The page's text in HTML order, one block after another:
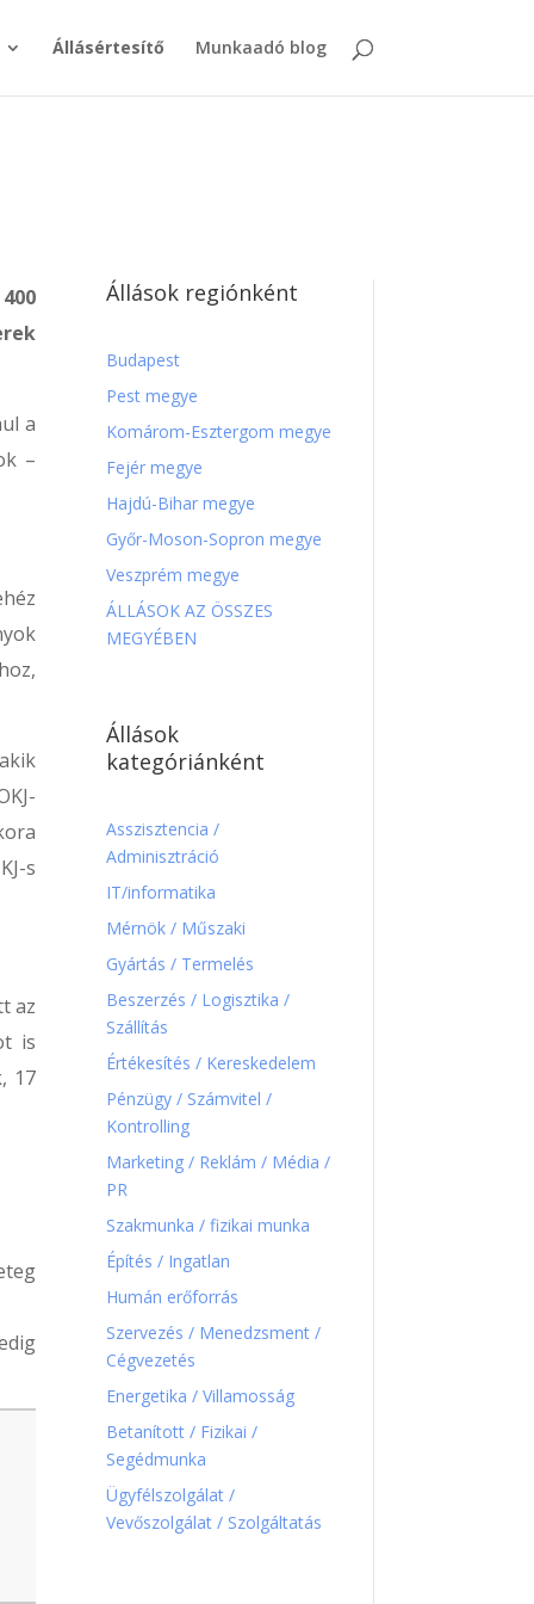
Állásértesítő Munkaadó blog
a
–
s
az
is
17
Állások regiónként
Budapest
Pest megye
Komárom-Esztergom megye
Fejér megye
Hajdú-Bihar megye
Győr-Moson-Sopron megye
Veszprém megye
ÁLLÁSOK AZ ÖSSZES
MEGYÉBEN
Állások
kategóriánként
Asszisztencia /
Adminisztráció
IT/informatika
Mérnök / Műszaki
Gyártás / Termelés
Beszerzés / Logisztika /
Szállítás
Értékesítés / Kereskedelem
Pénzügy / Számvitel /
Kontrolling
Marketing / Reklám / Média /
PR
Szakmunka / fizikai munka
Építés / Ingatlan
Humán erőforrás
Szervezés / Menedzsment /
Cégvezetés
Energetika / Villamosság
Betanított / Fizikai /
Segédmunka
Ügyfélszolgálat /
Vevőszolgálat / Szolgáltatás